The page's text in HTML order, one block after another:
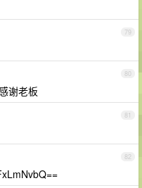
79
80
谢老板
81
82